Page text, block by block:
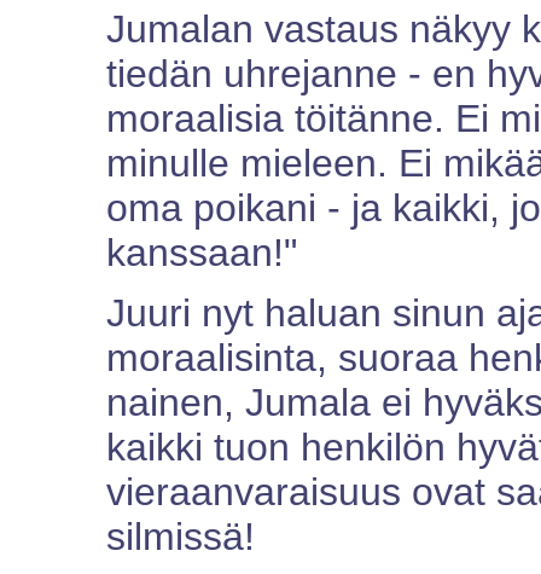
Jumalan vastaus näkyy
tiedän uhrejanne - en
moraalisia töitänne. Ei
minulle mieleen. Ei
oma poikani - ja kaikki,
kanssaan!"
Juuri nyt haluan sinun
moraalisinta, suoraa
nainen, Jumala ei
kaikki tuon henkilön
vieraanvaraisuus ovat
silmissä!